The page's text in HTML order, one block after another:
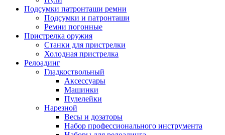
Подсумки патронташи ремни
Подсумки и патронташи
Ремни погонные
Пристрелка оружия
Станки для пристрелки
Холодная пристрелка
Релоадинг
Гладкоствольный
Аксессуары
Машинки
Пулелейки
Нарезной
Весы и дозаторы
Набор профессионального инструмента